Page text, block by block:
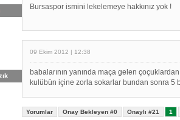
Bursaspor ismini lekelemeye hakkınız yok !
09 Ekim 2012 | 12:38
babalarının yanında maça gelen
kulübün içine zorla sokarlar bundan sonra 5
Yorumlar Onay Bekleyen #0 Onaylı #21 1